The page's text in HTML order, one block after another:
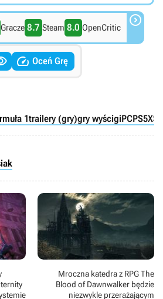
Gracze 8.7 Steam 8.0 OpenCritic 
 Oceń Grę
1trailery (gry)gry wyścigiPCPS5XSX
Mroczna katedra z RPG The
Blood of Dawnwalker będzie
niezwykle przerażającym